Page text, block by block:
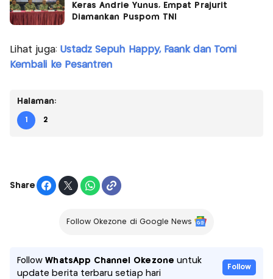
Keras Andrie Yunus, Empat Prajurit
Diamankan Puspom TNI
Lihat juga: Ustadz Sepuh Happy, Faank dan Tomi
Kembali ke Pesantren
Halaman:
1 2
Share
Follow Okezone di Google News
FollowWhatsApp Channel Okezone untuk
update berita terbaru setiap hari
Follow